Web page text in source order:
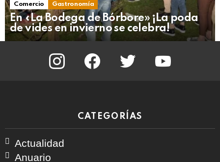
Comercio Gastronomía
En «La Bodega de Bórbore» ¡La poda
de vides en invierno se celebra!
instagram facebook twitter
CATEGORÍAS
Actualidad
Anuario